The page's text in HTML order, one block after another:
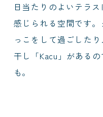
日当たりのよいテラ
感じられる空間です
っこをして過ごした
干し「Kacu」がある
も。